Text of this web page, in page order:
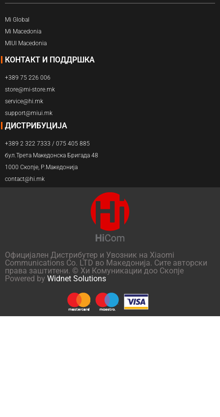
Mi Global
Mi Macedonia
MIUI Macedonia
КОНТАКТ И ПОДДРШКА
+389 75 226 006
store@mi-store.mk
service@hi.mk
support@miui.mk
ДИСТРИБУЦИЈА
+389 2 322 7333 / 075 405 885
бул.Трета Македонска Бригада 48
1000 Скопје, Р.Македонија
contact@hi.mk
Официјален Дистрибутер и Увозник на Xiaomi
Communications Co. LTD во Македонија. Сите авторски
права заштитени. © Хи Комуникации доо Скопје
Powered by Widnet Solutions